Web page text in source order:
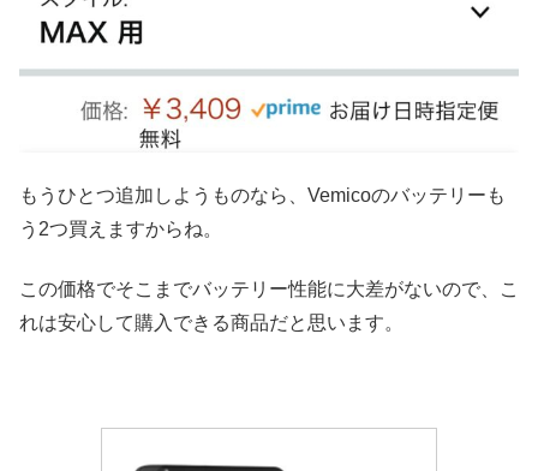
もうひとつ追加しようものなら、Vemicoのバッテリーも
う2つ買えますからね。
この価格でそこまでバッテリー性能に大差がないので、こ
れは安心して購入できる商品だと思います。